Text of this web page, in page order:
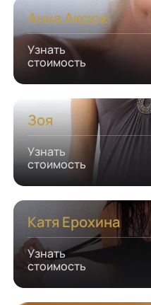
Анна Аксюк
Узнать
стоимость
Зоя
Узнать
стоимость
Катя Ерохина
Узнать
стоимость